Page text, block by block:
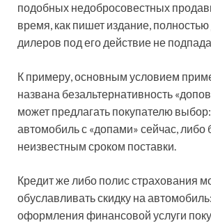
подобных недобросовестных
время, как пишет издание, полностью
дилеров под его действие не
К примеру, основным условием
названа безальтернативность
может предлагать покупателю
автомобиль с «допами» сейчас, либо
неизвестным сроком поставки.
Кредит же либо полис страхования
обуславливать скидку на
оформления финансовой услуги